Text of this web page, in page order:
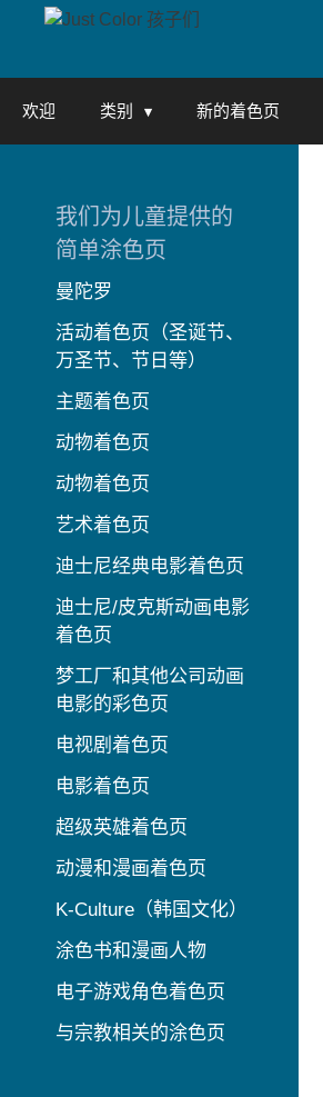
欢迎 类别 新的着色页
我们为儿童提供的
简单涂色页
曼陀罗
活动着色页（圣诞节、
万圣节、节日等）
主题着色页
动物着色页
动物着色页
艺术着色页
迪士尼经典电影着色页
迪士尼/皮克斯动画电影
着色页
梦工厂和其他公司动画
电影的彩色页
电视剧着色页
电影着色页
超级英雄着色页
动漫和漫画着色页
K-Culture（韩国文化）
涂色书和漫画人物
电子游戏角色着色页
与宗教相关的涂色页